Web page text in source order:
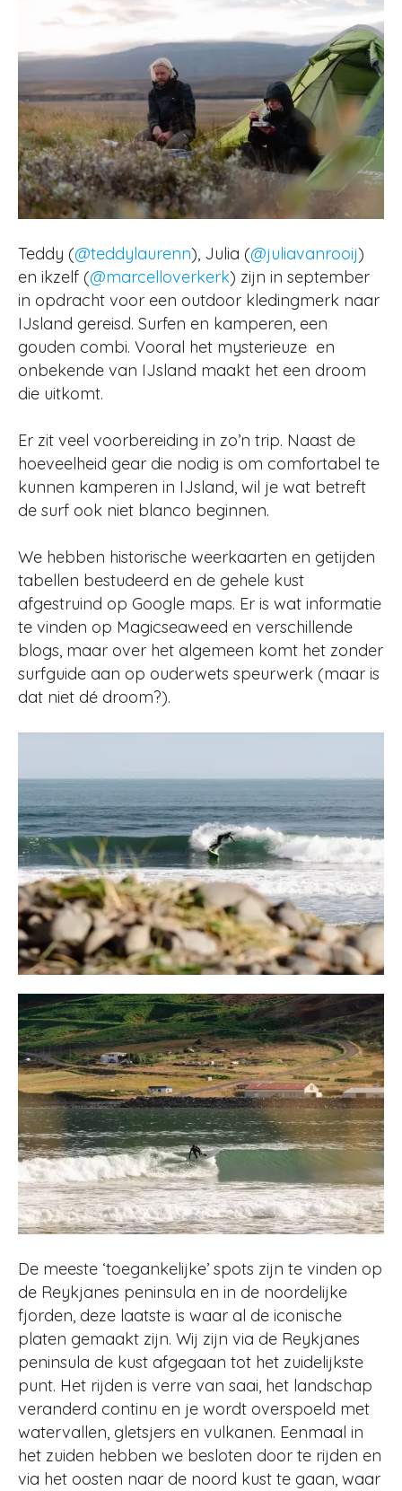
Teddy (@teddylaurenn), Julia (@juliavanrooij)
en ikzelf (@marcelloverkerk) zijn in september
in opdracht voor een outdoor kledingmerk naar
IJsland gereisd. Surfen en kamperen, een
gouden combi. Vooral het mysterieuze en
onbekende van IJsland maakt het een droom
die uitkomt.
Er zit veel voorbereiding in zo’n trip. Naast de
hoeveelheid gear die nodig is om comfortabel te
kunnen kamperen in IJsland, wil je wat betreft
de surf ook niet blanco beginnen.
We hebben historische weerkaarten en getijden
tabellen bestudeerd en de gehele kust
afgestruind op Google maps. Er is wat informatie
te vinden op Magicseaweed en verschillende
blogs, maar over het algemeen komt het zonder
surfguide aan op ouderwets speurwerk (maar is
dat niet dé droom?).
De meeste ‘toegankelijke’ spots zijn te vinden op
de Reykjanes peninsula en in de noordelijke
fjorden, deze laatste is waar al de iconische
platen gemaakt zijn. Wij zijn via de Reykjanes
peninsula de kust afgegaan tot het zuidelijkste
punt. Het rijden is verre van saai, het landschap
veranderd continu en je wordt overspoeld met
watervallen, gletsjers en vulkanen. Eenmaal in
het zuiden hebben we besloten door te rijden en
via het oosten naar de noord kust te gaan, waar